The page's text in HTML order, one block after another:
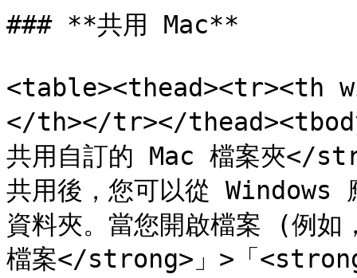
### **共用 Mac**
<table><thead><tr><th
</th></tr></
共用自訂的 Mac 檔案夾</
共用後，您可以從 Windows
資料夾。當您開啟檔案 (例
檔案</strong>」>「